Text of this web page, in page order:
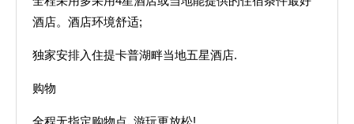
酒店。酒店环境舒适;
独家安排入住提卡普湖畔当地五星酒店.
购物
全程无指定购物点, 游玩更放松!